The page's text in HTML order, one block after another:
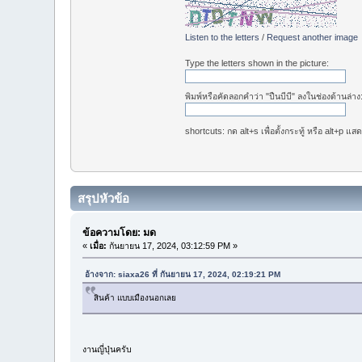
Listen to the letters / Request another image
Type the letters shown in the picture:
พิมพ์หรือคัดลอกคำว่า "ปืนบีบี" ลงในช่องด้านล่าง:
shortcuts: กด alt+s เพื่อตั้งกระทู้ หรือ alt+p แส
สรุปหัวข้อ
ข้อความโดย: มด
«เมื่อ: กันยายน 17, 2024, 03:12:59 PM »
อ้างจาก: siaxa26 ที่ กันยายน 17, 2024, 02:19:21 PM
สินค้า แบบเมืองนอกเลย
งานญี่ปุ่นครับ